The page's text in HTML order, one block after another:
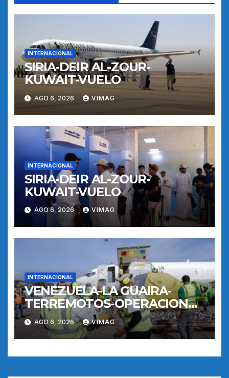
INTERNACIONAL
SIRIA-DEIR AL-ZOUR-
KUWAIT-VUELO
AGO 6, 2026 VIMAG
INTERNACIONAL
SIRIA-DEIR AL-ZOUR-
KUWAIT-VUELO
AGO 6, 2026 VIMAG
INTERNACIONAL
VENEZUELA-LA GUAIRA-
TERREMOTOS-OPERACIONES
AEREAS
AGO 6, 2026 VIMAG